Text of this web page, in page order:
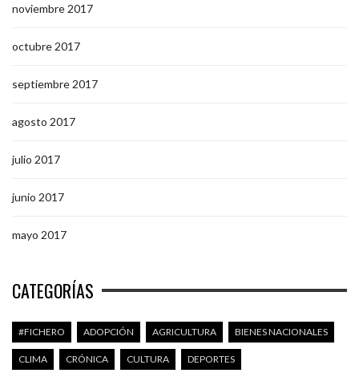
noviembre 2017
octubre 2017
septiembre 2017
agosto 2017
julio 2017
junio 2017
mayo 2017
CATEGORÍAS
#FICHERO ADOPCIÓN AGRICULTURA BIENES NACIONALES
CLIMA CRÓNICA CULTURA DEPORTES